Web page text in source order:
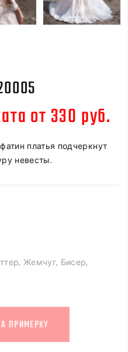
от 330 руб.
платья подчеркнут
невесты.
Жемчуг, Бисер,
ПРИМЕРКУ